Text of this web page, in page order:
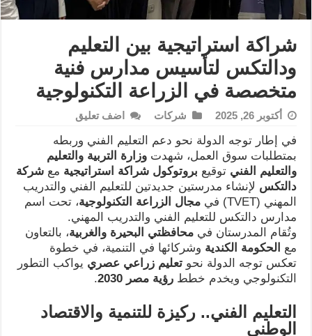
شراكة استراتيجية بين التعليم
ودالتكس لتأسيس مدارس فنية
متخصصة في الزراعة التكنولوجية
أكتوبر 26, 2025 شركات اضف تعليق
في إطار توجه الدولة نحو دعم التعليم الفني وربطه
بمتطلبات سوق العمل، شهدت وزارة التربية والتعليم
والتعليم الفنيتوقيع بروتوكول شراكة استراتيجيةمع شركة
دالتكسلإنشاء مدرستين جديدتين للتعليم الفني والتدريب
المهني (TVET) في
مجال الزراعة التكنولوجية، تحت اسم
مدارس دالتكس للتعليم الفني والتدريب المهني.
وتُقام المدرستان في محافظتي البحيرة والغربية، بالتعاون
مع الحكومة الكنديةوشركائها في التنمية، في خطوة
تعكس توجه الدولة نحو تعليم زراعي عصرييواكب التطور
التكنولوجي ويخدم خطط رؤية مصر 2030 .
التعليم الفني.. ركيزة للتنمية والاقتصاد
الوطني